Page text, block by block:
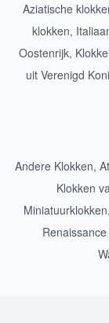
Aziatische
klokken,
Oostenrijk,
uit Verenigd
Andere Klokken,
Klokken
Miniatuurklokken,